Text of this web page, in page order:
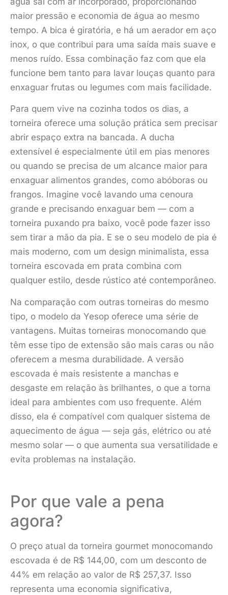
maior pressão e economia de água ao mesmo
tempo. A bica é giratória, e há um aerador em aço
inox, o que contribui para uma saída mais suave e
menos ruído. Essa combinação faz com que ela
funcione bem tanto para lavar louças quanto para
enxaguar frutas ou legumes com mais facilidade.
Para quem vive na cozinha todos os dias, a
torneira oferece uma solução prática sem precisar
abrir espaço extra na bancada. A ducha
extensível é especialmente útil em pias menores
ou quando se precisa de um alcance maior para
enxaguar alimentos grandes, como abóboras ou
frangos. Imagine você lavando uma cenoura
grande e precisando enxaguar bem — com a
torneira puxando pra baixo, você pode fazer isso
sem tirar a mão da pia. E se o seu modelo de pia é
mais moderno, com um design minimalista, essa
torneira escovada em prata combina com
qualquer estilo, desde rústico até contemporâneo.
Na comparação com outras torneiras do mesmo
tipo, o modelo da Yesop oferece uma série de
vantagens. Muitas torneiras monocomando que
têm esse tipo de extensão são mais caras ou não
oferecem a mesma durabilidade. A versão
escovada é mais resistente a manchas e
desgaste em relação às brilhantes, o que a torna
ideal para ambientes com uso frequente. Além
disso, ela é compatível com qualquer sistema de
aquecimento de água — seja gás, elétrico ou até
mesmo solar — o que aumenta sua versatilidade e
evita problemas na instalação.
Por que vale a pena
agora?
O preço atual da torneira gourmet monocomando
escovada é de R$ 144,00, com um desconto de
44% em relação ao valor de R$ 257,37. Isso
representa uma economia significativa,